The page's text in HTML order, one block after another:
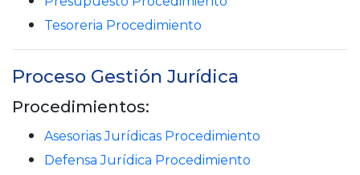
Tesoreria Procedimiento
Proceso Gestión Jurídica
Procedimientos:
Asesorias Jurídicas Procedimiento
Defensa Jurídica Procedimiento